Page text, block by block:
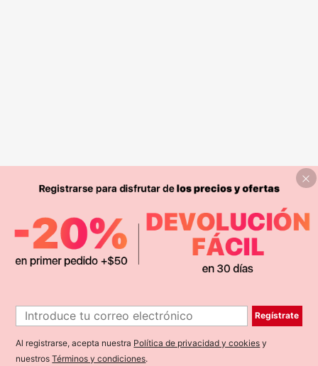
Regístrate
Al registrarse, acepta nuestra Política de privacidad y cookies y
nuestrosTérminos y condiciones.